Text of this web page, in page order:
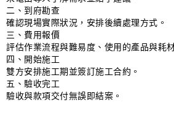
二、到府勘查
確認現場實際狀況，安排後續處理方式。
三、費用報價
評估作業流程與難易度、使用的產品與耗
四、開始施工
雙方安排施工期並簽訂施工合約。
五、驗收完工
驗收與款項交付無誤即結案。